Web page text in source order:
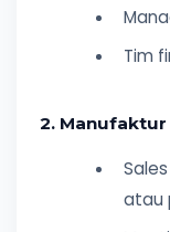
Tim
2. Manufaktur
atau